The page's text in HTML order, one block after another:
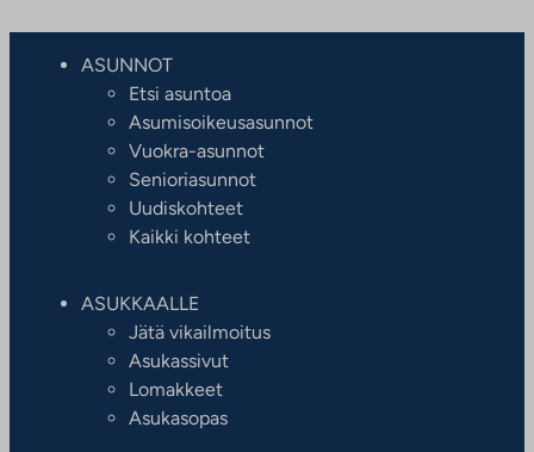
ASUNNOT
Etsi asuntoa
Asumisoikeusasunnot
Vuokra-asunnot
Senioriasunnot
Uudiskohteet
Kaikki kohteet
ASUKKAALLE
Jätä vikailmoitus
Asukassivut
Lomakkeet
Asukasopas